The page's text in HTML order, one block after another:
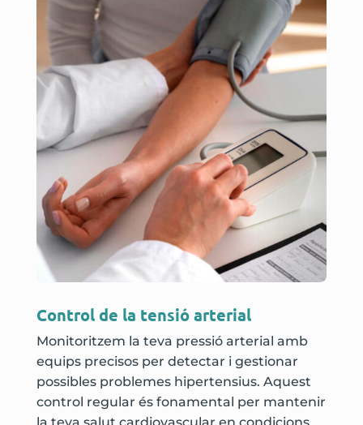
Control de la tensió arterial
Monitoritzem la teva pressió arterial amb
equips precisos per detectar i gestionar
possibles problemes hipertensius. Aquest
control regular és fonamental per mantenir